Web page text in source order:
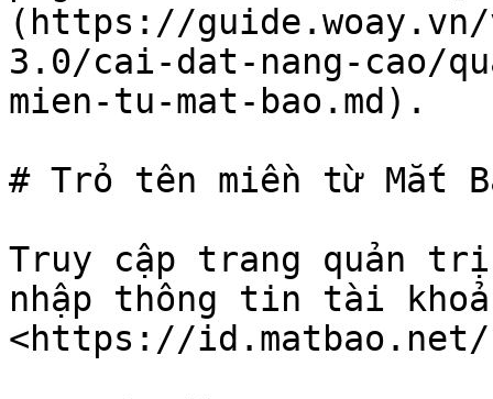
(https://
3.0/cai-dat-nang-cao/
mien-tu-mat-bao.md).
# Trỏ tên miền từ Mắt
Truy cập trang quản trị
nhập thông tin tài
<https://